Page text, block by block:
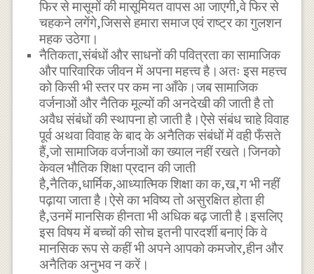
फिर से मासूमों की मासूमियत वापस आ जाएगी,वे फिर से
चहकने लगेंगे,जिससे हमारा समाज एवं राष्ट्र का गुलशन
महक उठेगा।
नैतिकता,संबंधों और साधनों की पवित्रता का सामाजिक
और पारिवारिक जीवन में अपना महत्त्व है।अतः इस महत्त्व
को किसी भी स्तर पर कम ना आँके।जब सामाजिक
वर्जनाओं और नैतिक मूल्यों की अनदेखी की जाती है तो
अवैध संबंधों की स्थापना हो जाती है।ऐसे संबंध चाहे विवाह
पूर्व अथवा विवाह के बाद के अनैतिक संबंधों में वही फँसते
हैं,जो सामाजिक वर्जनाओं का ख्याल नहीं रखते।जिनको
केवल भौतिक शिक्षा प्रदान की जाती
है,नैतिक,धार्मिक,आध्यात्मिक शिक्षा का क,ख,ग भी नहीं
पढ़ाया जाता है।ऐसे का भविष्य तो असुरक्षित होता ही
है,उनमें मानसिक हीनता भी अधिक बढ़ जाती है।इसलिए
इस विषय में बच्चों की सोच इतनी पारदर्शी बनाएं कि वे
मानसिक रूप से कहीं भी अपने आपको कमजोर,हीन और
अनैतिक अनुभव न करें।